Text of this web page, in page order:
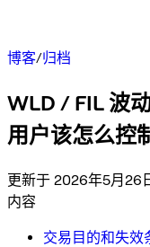
博客/归档
WLD / FIL 波
用户该怎么控
更新于 2026年5月26
内容
交易目的和失